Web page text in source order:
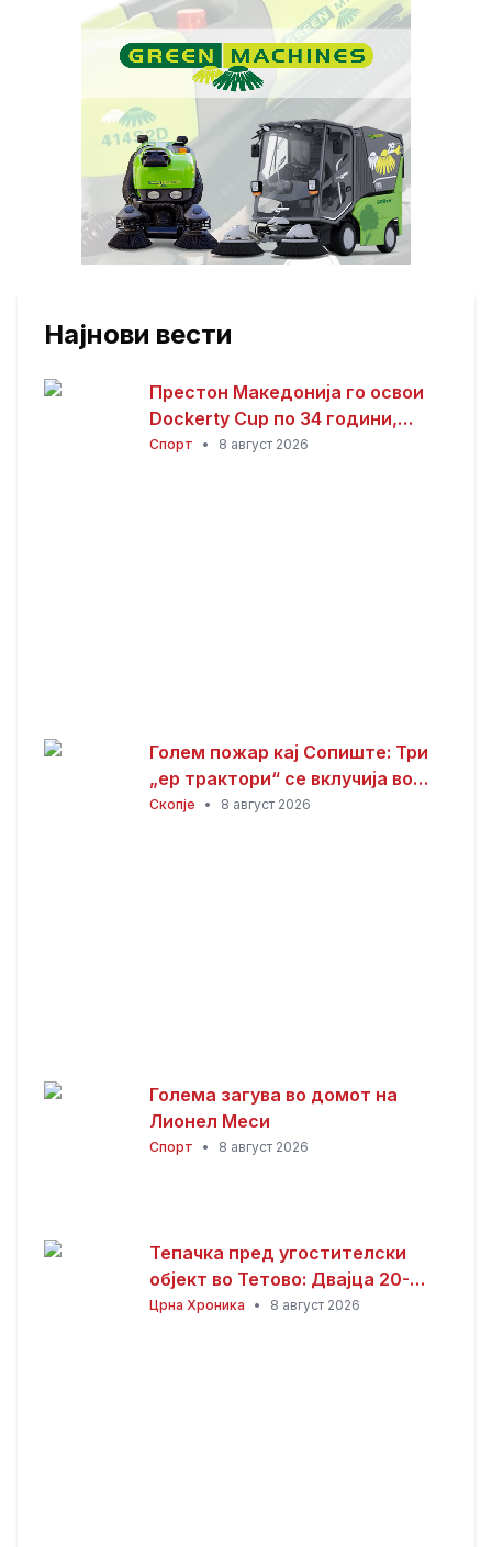
Најнови вести
Престон Македонија го освои
Dockerty Cup по 34 години,
Тевере прогласен за најдобар
Спорт • 8 август 2026
Голем пожар кај Сопиште: Три
„ер трактори“ се вклучија во
гаснењето, гори
Скопје • 8 август 2026
Голема загува во домот на
Лионел Меси
Спорт • 8 август 2026
Тепачка пред угостителски
објект во Тетово: Двајца 20-
годишници избодени со нож,
Црна Хроника • 8 август 2026